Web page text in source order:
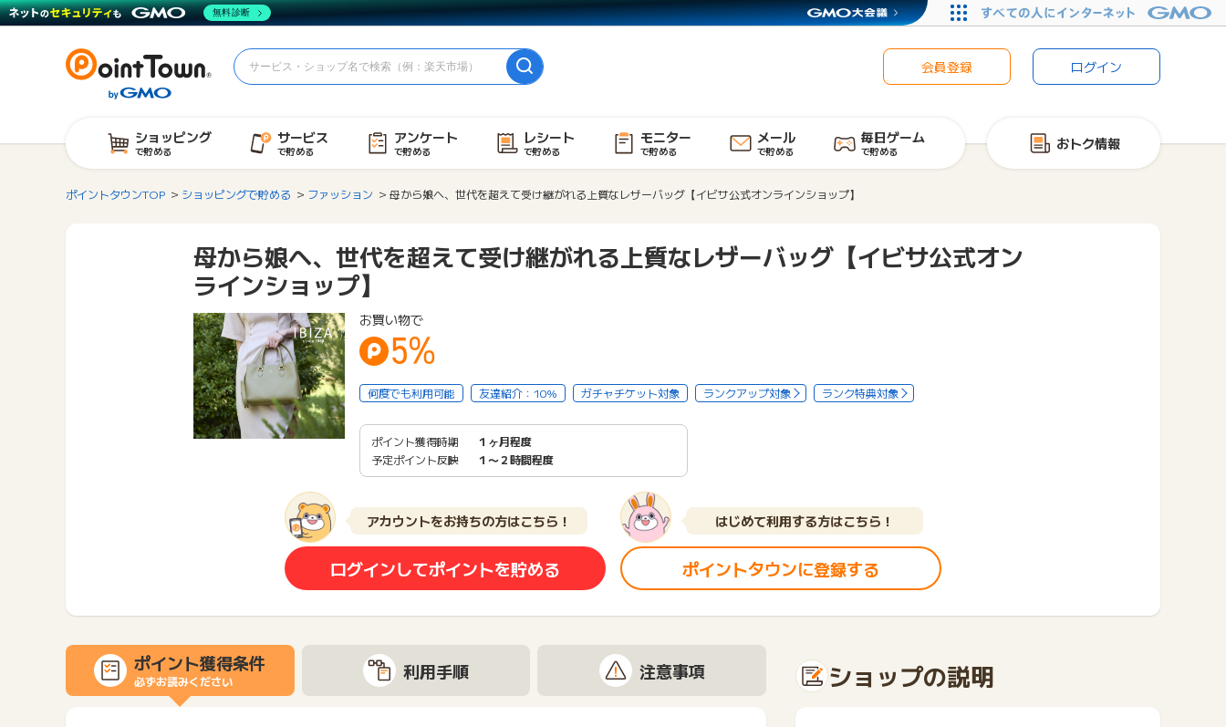
会員登録 ログイン
ショッピング
で貯める
サービス
で貯める
アンケート
で貯める
レシート
で貯める
モニター
で貯める
メール
で貯める
毎日ゲーム
で貯める おトク情報
ポイントタウンTOP ショッピングで貯める ファッション 母から娘へ、世代を超えて受け継がれる上質なレザーバッグ【イビサ公式オンラインショップ】
母から娘へ、世代を超えて受け継がれる上質なレザーバッグ【イビサ公式オン
ラインショップ】
お買い物で
5%
何度でも利用可能 友達紹介：10% ガチャチケット対象 ランクアップ対象 ランク特典対象
ポイント獲得時期
１ヶ月程度
予定ポイント反映
１〜２時間程度
アカウントをお持ちの方はこちら！
ログインしてポイントを貯める
はじめて利用する方はこちら！
ポイントタウンに登録する
ポイント獲得条件
必ずお読みください 利用手順 注意事項 ショップの説明
無料診断